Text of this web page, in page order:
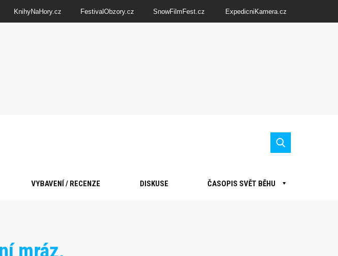
KnihyNaHory.cz FestivalObzory.cz SnowFilmFest.cz ExpedicniKamera.cz
VYBAVENÍ / RECENZE DISKUSE ČASOPIS SVĚT BĚHU
mráz,